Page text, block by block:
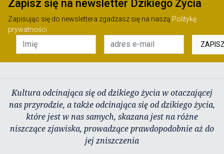
Zapisz się na newsletter Dzikiego Życia
Zapisując się do newslettera zgadzasz się na naszą Politykę
prywatności
Kultura odcinająca się od dzikiego życia w otaczającej
nas przyrodzie, a także odcinająca się od dzikiego życia,
które jest w nas samych, skazana jest na różne
niszczące zjawiska, prowadzące prawdopodobnie aż do
jej zniszczenia